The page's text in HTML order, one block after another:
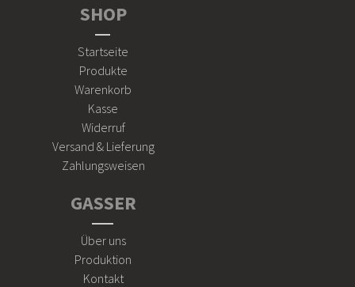
SHOP
Startseite
Produkte
Warenkorb
Kasse
Widerruf
Versand & Lieferung
Zahlungsweisen
GASSER
Über uns
Produktion
Kontakt